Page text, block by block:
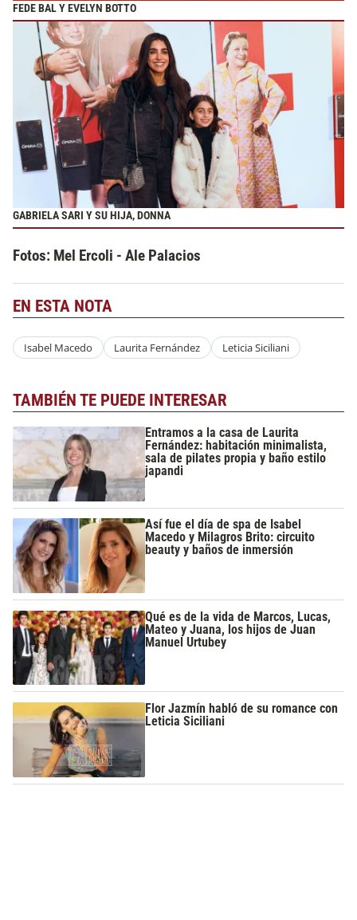
FEDE BAL Y EVELYN BOTTO
GABRIELA SARI Y SU HIJA, DONNA
Fotos: Mel Ercoli - Ale Palacios
EN ESTA NOTA
Isabel Macedo Laurita Fernández Leticia Siciliani
TAMBIÉN TE PUEDE INTERESAR
Entramos a la casa de Laurita
Fernández: habitación minimalista,
sala de pilates propia y baño estilo
japandi
Así fue el día de spa de Isabel
Macedo y Milagros Brito: circuito
beauty y baños de inmersión
Qué es de la vida de Marcos, Lucas,
Mateo y Juana, los hijos de Juan
Manuel Urtubey
Flor Jazmín habló de su romance con
Leticia Siciliani